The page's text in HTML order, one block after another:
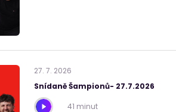
27. 7. 2026
Snídaně Šampionů- 27.7.2026
41 minut